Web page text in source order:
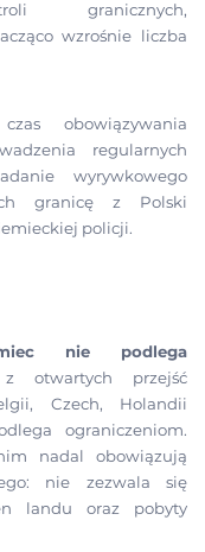
granicznych,
wzrośnie liczba
obowiązywania
regularnych
wyrywkowego
granicę z Polski
policji.
nie podlega
z otwartych przejść
Czech, Holandii
ograniczeniom.
nadal obowiązują
nie zezwala się
landu oraz pobyty